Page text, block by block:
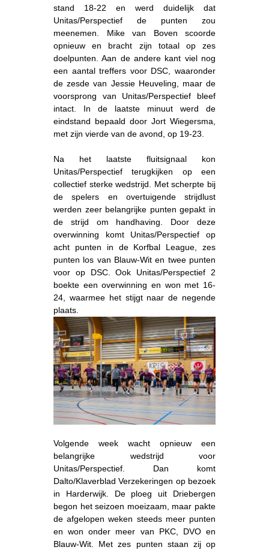
stand 18-22 en werd duidelijk dat
Unitas/Perspectief de punten zou
meenemen. Mike van Boven scoorde
opnieuw en bracht zijn totaal op zes
doelpunten. Aan de andere kant viel nog
een aantal treffers voor DSC, waaronder
de zesde van Jessie Heuveling, maar de
voorsprong van Unitas/Perspectief bleef
intact. In de laatste minuut werd de
eindstand bepaald door Jort Wiegersma,
met zijn vierde van de avond, op 19-23.
Na het laatste fluitsignaal kon
Unitas/Perspectief terugkijken op een
collectief sterke wedstrijd. Met scherpte bij
de spelers en overtuigende strijdlust
werden zeer belangrijke punten gepakt in
de strijd om handhaving. Door deze
overwinning komt Unitas/Perspectief op
acht punten in de Korfbal League, zes
punten los van Blauw-Wit en twee punten
voor op DSC. Ook Unitas/Perspectief 2
boekte een overwinning en won met 16-
24, waarmee het stijgt naar de negende
plaats.
Volgende week wacht opnieuw een
belangrijke wedstrijd voor
Unitas/Perspectief. Dan komt
Dalto/Klaverblad Verzekeringen op bezoek
in Harderwijk. De ploeg uit Driebergen
begon het seizoen moeizaam, maar pakte
de afgelopen weken steeds meer punten
en won onder meer van PKC, DVO en
Blauw-Wit. Met zes punten staan zij op